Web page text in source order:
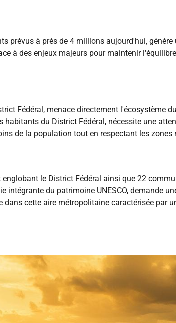
prévus à près de 4 millions aujourd'hui,
à des enjeux majeurs pour maintenir
Fédéral, menace directement l'écosystème
du District Fédéral, nécessite une
de la population tout en respectant les zones
le District Fédéral ainsi que 22
intégrante du patrimoine UNESCO, demande
cette aire métropolitaine caractérisée par